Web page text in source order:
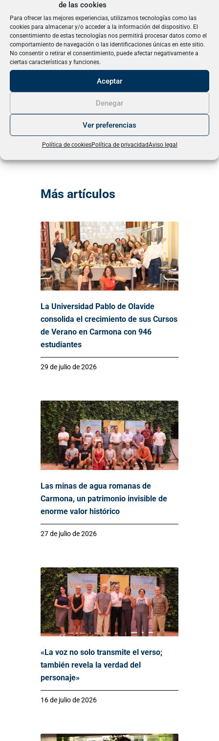
de las cookies
Para ofrecer las mejores experiencias, utilizamos tecnologías como las
cookies para almacenar y/o acceder a la información del dispositivo. El
consentimiento de estas tecnologías nos permitirá procesar datos como el
comportamiento de navegación o las identificaciones únicas en este sitio.
No consentir o retirar el consentimiento, puede afectar negativamente a
ciertas características y funciones.
Aceptar
Denegar
Ver preferencias
Política de cookiesPolítica de privacidadAviso legal
Fondo Social Europeo y gestionado por la Fundación
Universidad Pablo de Olavide. Además, cuenta con la
colaboración de entidades especializadas como la
Asociación Paz y Bien y Down Sevilla.
vida autónoma de personas con discapacidad
intelectual (FEVIDA)
Más artículos
La Universidad Pablo de Olavide
consolida el crecimiento de sus Cursos
de Verano en Carmona con 946
estudiantes
29 de julio de 2026
Las minas de agua romanas de
Carmona, un patrimonio invisible de
enorme valor histórico
27 de julio de 2026
«La voz no solo transmite el verso;
también revela la verdad del
personaje»
16 de julio de 2026